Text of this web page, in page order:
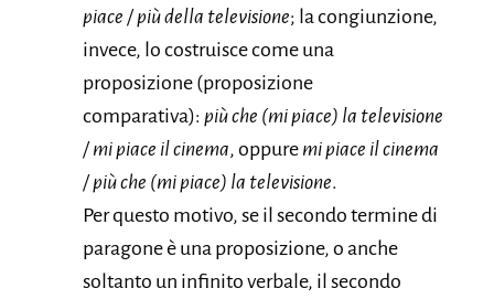
piace / più della televisione; la congiunzione,
invece, lo costruisce come una
proposizione (proposizione
comparativa): più che (mi piace) la televisione
/ mi piace il cinema, oppure mi piace il cinema
/ più che (mi piace) la televisione.
Per questo motivo, se il secondo termine di
paragone è una proposizione, o anche
soltanto un infinito verbale, il secondo